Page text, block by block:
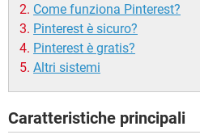
Come funziona Pinterest?
Pinterest è sicuro?
Pinterest è gratis?
Altri sistemi
Caratteristiche principali